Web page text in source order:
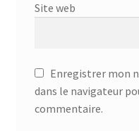
Site web
Enregistrer mon
dans le navigateur
commentaire.